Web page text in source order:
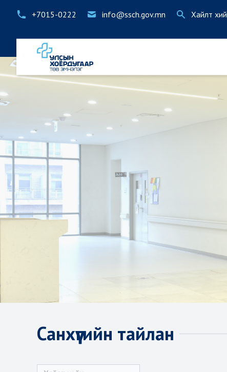
+7015-0222 info@ssch.gov.mn Хайлт
Санхүүгийн тайлан